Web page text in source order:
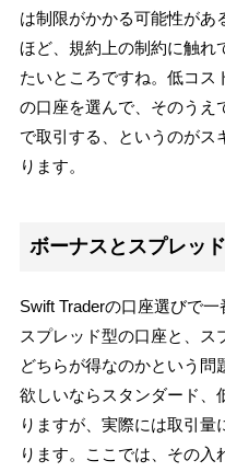
は制限がかかる可能性があ
ほど、規約上の制約に触れ
たいところですね。低コス
の口座を選んで、そのうえ
で取引する、というのがス
ります。
ボーナスとスプレッ
Swift Traderの口座選びで
スプレッド型の口座と、ス
どちらが得なのかという問
欲しいならスタンダード、
りますが、実際には取引
ります。ここでは、その